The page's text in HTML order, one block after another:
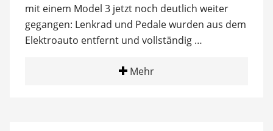
mit einem Model 3 jetzt noch deutlich weiter
gegangen: Lenkrad und Pedale wurden aus dem
Elektroauto entfernt und vollständig …
Mehr